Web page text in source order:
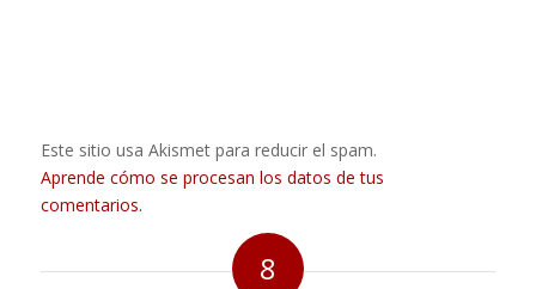
Este sitio usa Akismet para reducir el spam.
Aprende cómo se procesan los datos de tus
comentarios.
8